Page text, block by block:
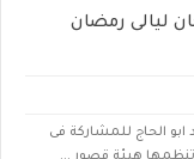
ليالى رمضان
الحاج للمشاركة فى